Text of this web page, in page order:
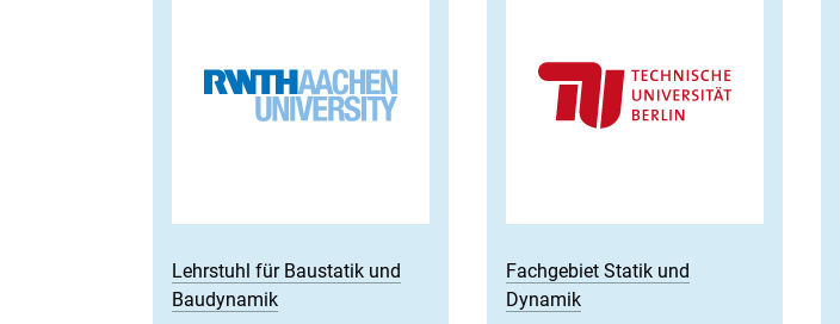
Lehrstuhl für Baustatik und
Baudynamik
Fachgebiet Statik und
Dynamik